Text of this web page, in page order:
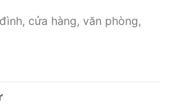
cửa hàng, văn phòng,